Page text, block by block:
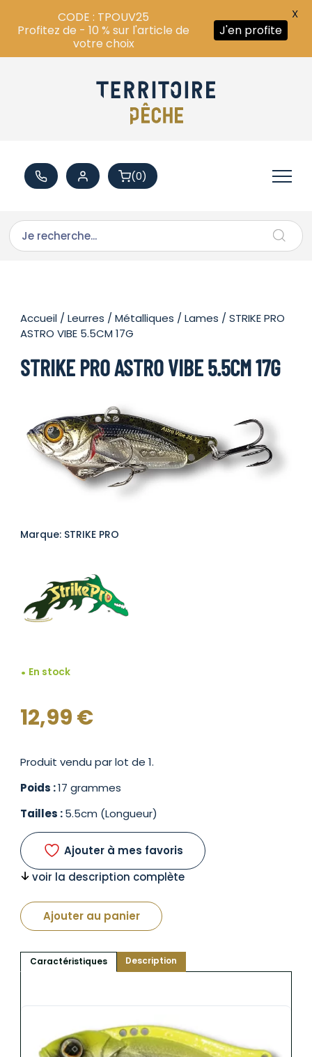
(0)
Accueil /Leurres /Métalliques /Lames / STRIKE PRO
ASTRO VIBE 5.5CM 17G
STRIKE PRO ASTRO VIBE 5.5CM 17G
Marque: STRIKE PRO
En stock
12,99€
Produit vendu par lot de 1.
Poids :17 grammes
Tailles :5.5cm (Longueur)
Ajouter à mes favoris
voir la description complète
Ajouter au panier
Caractéristiques Description
CODE : TPOUV25
Profitez de - 10 % sur l'article de
votre choix
J'en profite
X